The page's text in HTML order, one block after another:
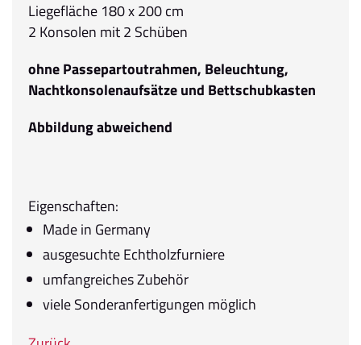
Liegefläche 180 x 200 cm
2 Konsolen mit 2 Schüben
ohne Passepartoutrahmen, Beleuchtung,
Nachtkonsolenaufsätze und Bettschubkasten
Abbildung abweichend
Eigenschaften:
Made in Germany
ausgesuchte Echtholzfurniere
umfangreiches Zubehör
viele Sonderanfertigungen möglich